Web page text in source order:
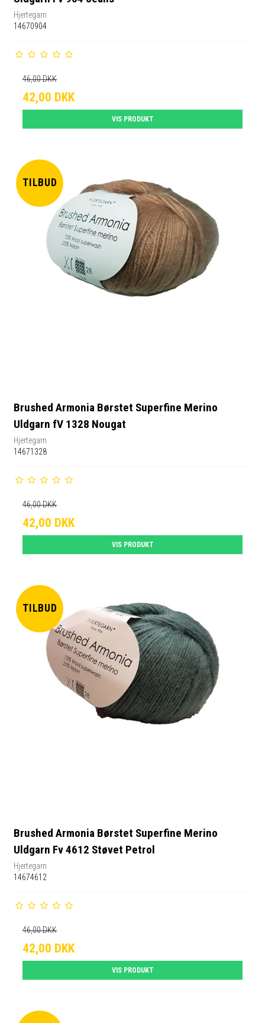
Hjertegarn
14670904
46,00 DKK
42,00 DKK
VIS PRODUKT
TILBUD
Brushed Armonia Børstet Superfine Merino
Uldgarn fV 1328 Nougat
Hjertegarn
14671328
46,00 DKK
42,00 DKK
VIS PRODUKT
TILBUD
Brushed Armonia Børstet Superfine Merino
Uldgarn Fv 4612 Støvet Petrol
Hjertegarn
14674612
46,00 DKK
42,00 DKK
VIS PRODUKT